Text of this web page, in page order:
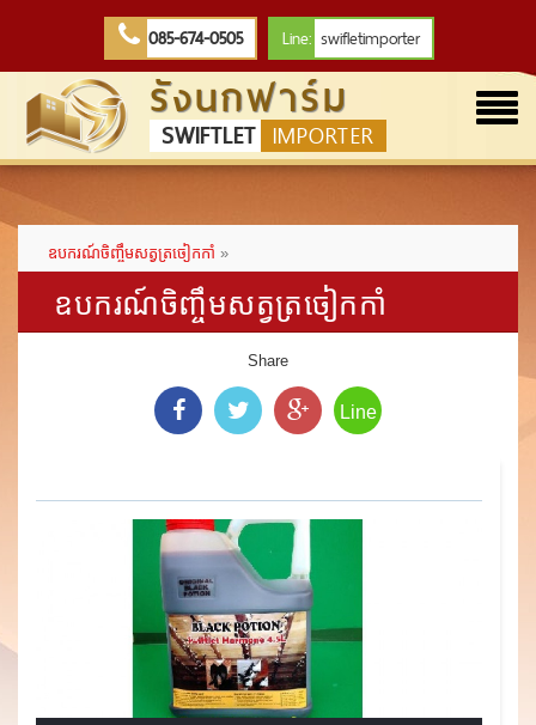
085-674-0505 Line: swifletimporter
รังนกฟาร์ม
SWIFTLET IMPORTER
ឧបករណ៍ចិញ្ចឹមសត្វត្រចៀកកាំ »
ឧបករណ៍ចិញ្ចឹមសត្វត្រចៀកកាំ
Share
Line